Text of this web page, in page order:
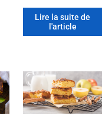
Lire la suite de
l'article